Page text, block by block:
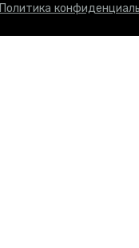
Политика